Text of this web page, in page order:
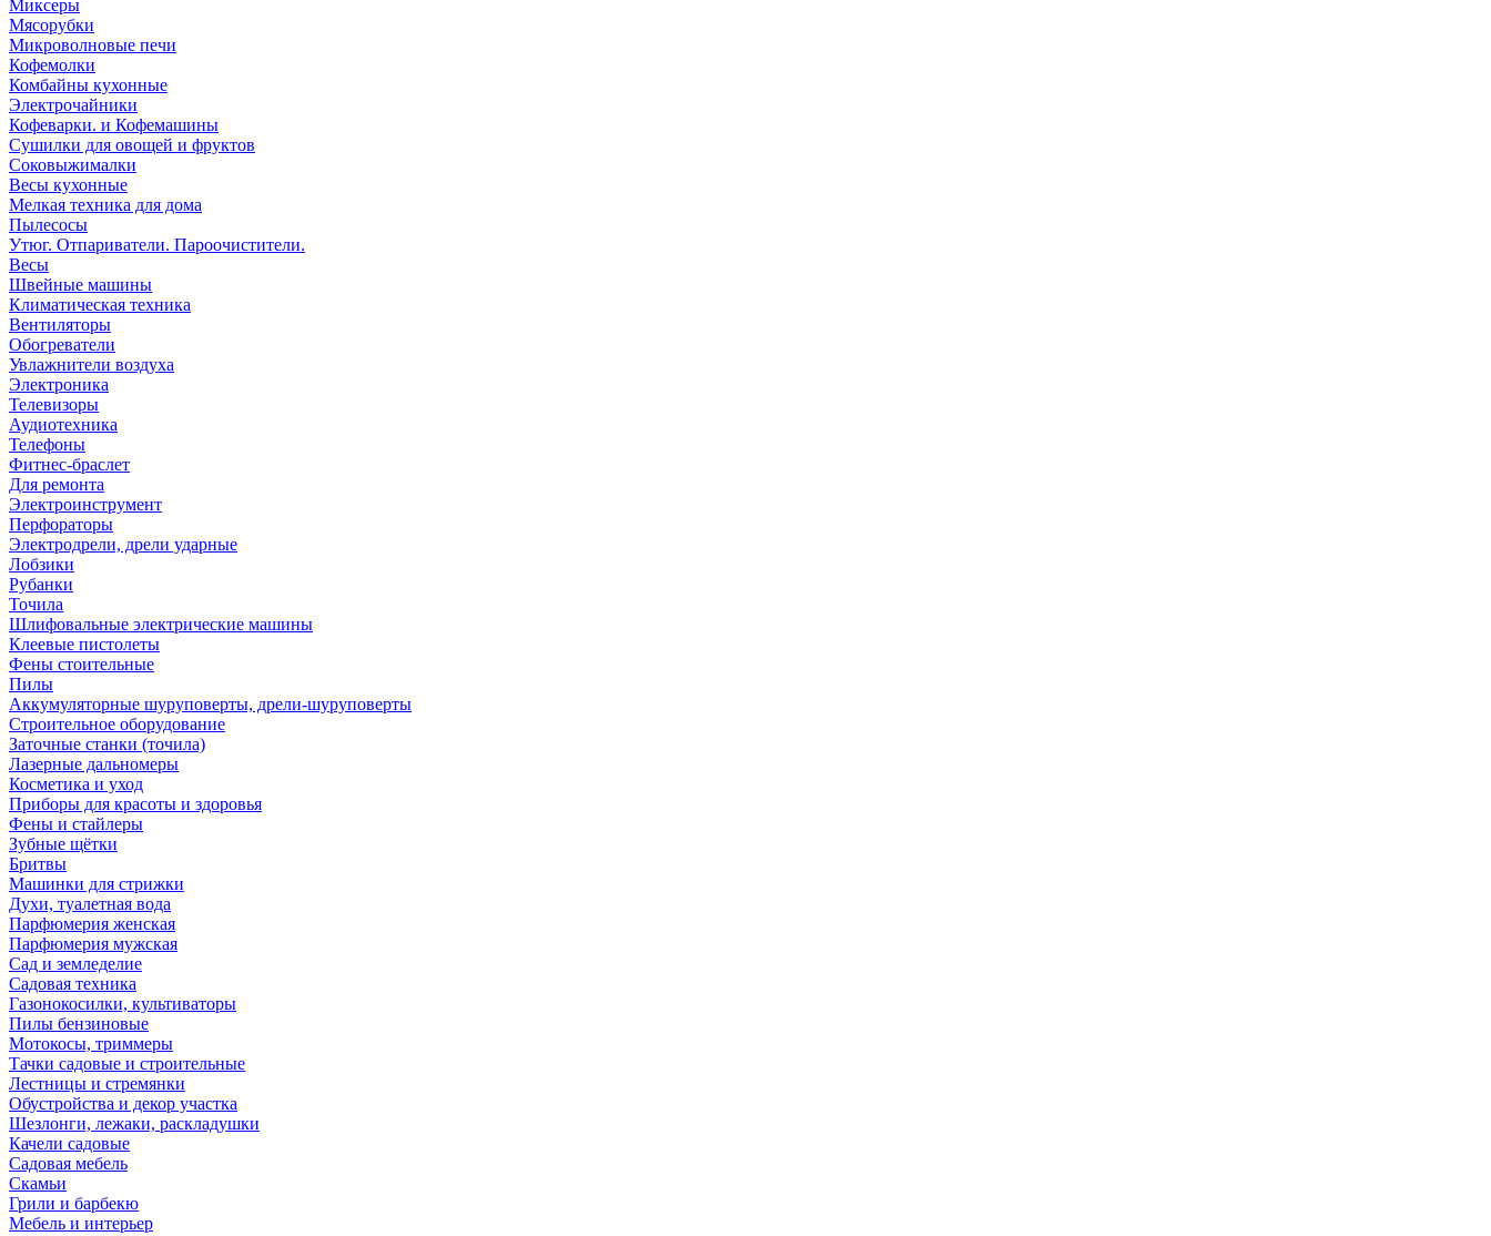
Миксеры
Мясорубки
Микроволновые печи
Кофемолки
Комбайны кухонные
Электрочайники
Кофеварки. и Кофемашины
Сушилки для овощей и фруктов
Соковыжималки
Весы кухонные
Мелкая техника для дома
Пылесосы
Утюг. Отпариватели. Пароочистители.
Весы
Швейные машины
Климатическая техника
Вентиляторы
Обогреватели
Увлажнители воздуха
Электроника
Телевизоры
Аудиотехника
Телефоны
Фитнес-браслет
Для ремонта
Электроинструмент
Перфораторы
Электродрели, дрели ударные
Лобзики
Рубанки
Точила
Шлифовальные электрические машины
Клеевые пистолеты
Фены стоительные
Пилы
Аккумуляторные шуруповерты, дрели-шуруповерты
Строительное оборудование
Заточные станки (точила)
Лазерные дальномеры
Косметика и уход
Приборы для красоты и здоровья
Фены и стайлеры
Зубные щётки
Бритвы
Машинки для стрижки
Духи, туалетная вода
Парфюмерия женская
Парфюмерия мужская
Сад и земледелие
Садовая техника
Газонокосилки, культиваторы
Пилы бензиновые
Мотокосы, триммеры
Тачки садовые и строительные
Лестницы и стремянки
Обустройства и декор участка
Шезлонги, лежаки, раскладушки
Качели садовые
Садовая мебель
Скамьи
Грили и барбекю
Мебель и интерьер